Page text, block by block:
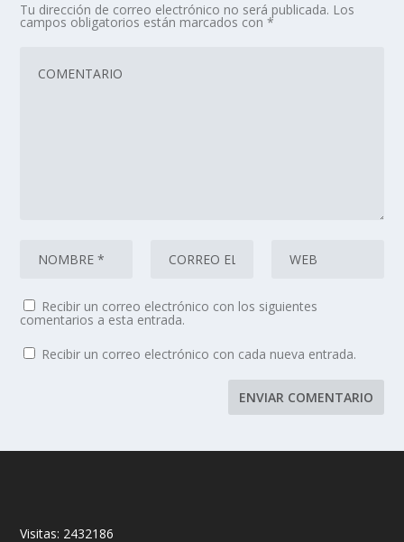
Tu dirección de correo electrónico no será publicada. Los
campos obligatorios están marcados con*
Recibir un correo electrónico con los siguientes
comentarios a esta entrada.
Recibir un correo electrónico con cada nueva entrada.
Visitas: 2432186